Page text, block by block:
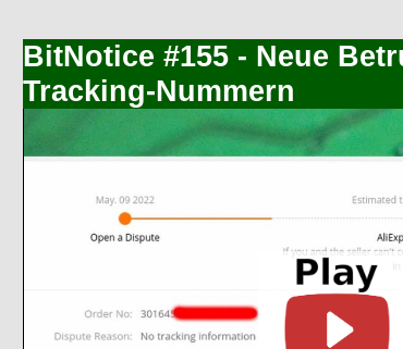
BitNotice #155 - Neue
Tracking-Nummern